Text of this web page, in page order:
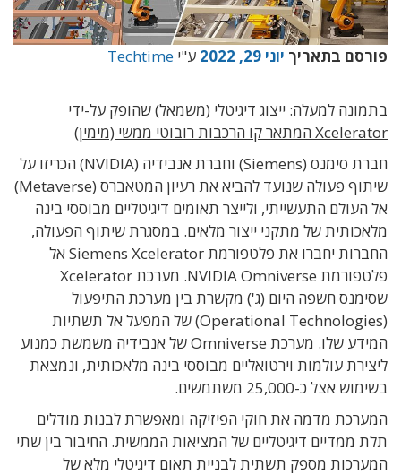
פורסם בתאריך יוני 29, 2022 ע"י Techtime
בתמונה למעלה: ייצוג דיגיטלי (משמאל) שהופק על-ידי
Xcelerator המתאר קו הרכבות רובוטי ממשי (מימין)
חברת סימנס (Siemens) וחברת אנבידיה (NVIDIA) הכריזו על
שיתוף פעולה שנועד להביא את רעיון המטאברס (Metaverse)
אל העולם התעשייתי, ולייצר תאומים דיגיטליים מבוססי בינה
מלאכותית של מתקני ייצור מלאים. במסגרת שיתוף הפעולה,
החברות יחברו את פלטפורמת Siemens Xcelerator אל
פלטפורמת NVIDIA Omniverse. מערכת Xcelerator
שסימנס חשפה היום (ג') מקשרת בין מערכת התיפעול
(Operational Technologies) של המפעל אל תשתיות
המידע שלו. מערכת Omniverse של אנבידיה משמשת כמנוע
ליצירת עולמות וירטואליים מבוססי בינה מלאכותית, ונמצאת
בשימוש אצל כ-25,000 משתמשים.
המערכת מדמה את חוקי הפיזיקה ומאפשרת לבנות מודלים
תלת ממדיים דיגיטליים של המציאות הממשית. החיבור בין שתי
המערכות מספק תשתית לבניית תאום דיגיטלי מלא של